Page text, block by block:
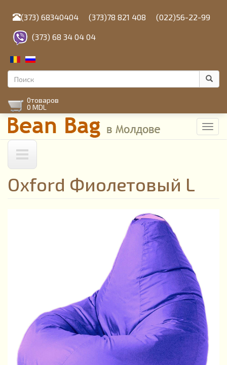
содержанию
(373) 68340404 (373)78 821 408 (022)56-22-99
(373) 68 34 04 04
Форма
поиска
0товаров
0 MDL
Oxford Фиолетовый L